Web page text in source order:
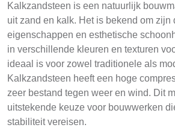
Kalkzandsteen is een natuurlijk
uit zand en kalk. Het is bekend om zijn
eigenschappen en esthetische
in verschillende kleuren en texturen
ideaal is voor zowel traditionele als
Kalkzandsteen heeft een hoge
zeer bestand tegen weer en wind. Dit
uitstekende keuze voor bouwwerken
stabiliteit vereisen.